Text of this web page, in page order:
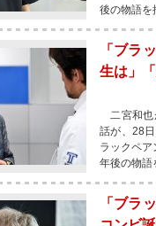
後の物語を
「ブラ
生は」
二宮和也
話が、28
ラックペ
年後の物語
「ブラ